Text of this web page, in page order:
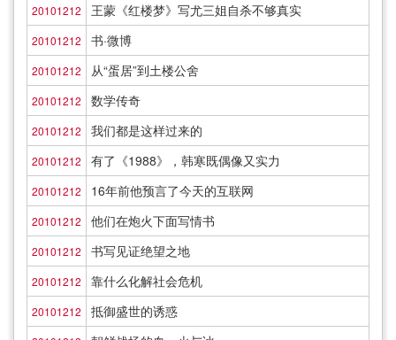
20101212 王蒙《红楼梦》写尤三姐自杀不够真实
20101212 书·微博
20101212 从“蛋居”到土楼公舍
20101212 数学传奇
20101212 我们都是这样过来的
20101212 有了《1988》，韩寒既偶像又实力
20101212 16年前他预言了今天的互联网
20101212 他们在炮火下面写情书
20101212 书写见证绝望之地
20101212 靠什么化解社会危机
20101212 抵御盛世的诱惑